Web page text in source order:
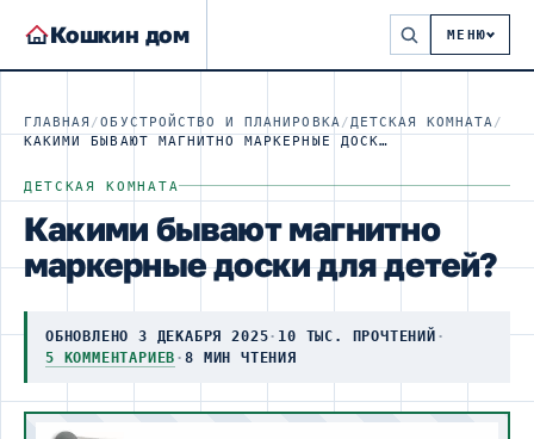
Кошкин дом МЕНЮ
ГЛАВНАЯ /ОБУСТРОЙСТВО И ПЛАНИРОВКА /ДЕТСКАЯ КОМНАТА /
КАКИМИ БЫВАЮТ МАГНИТНО МАРКЕРНЫЕ ДОСКИ ДЛЯ ДЕТЕЙ?
ДЕТСКАЯ КОМНАТА
Какими бывают магнитно
маркерные доски для детей?
ОБНОВЛЕНО 3 ДЕКАБРЯ 2025· 10 ТЫС. ПРОЧТЕНИЙ ·
5 КОММЕНТАРИЕВ ·8 МИН ЧТЕНИЯ